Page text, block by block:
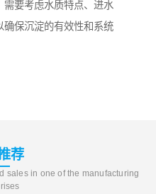
要考虑水质特点、进水
保沉淀的有效性和系统
荐
sales in one of the manufacturing